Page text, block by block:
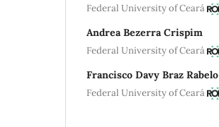
Federal University of Ceará
Andrea Bezerra Crispim
Federal University of Ceará
Francisco Davy Braz Rabelo
Federal University of Ceará